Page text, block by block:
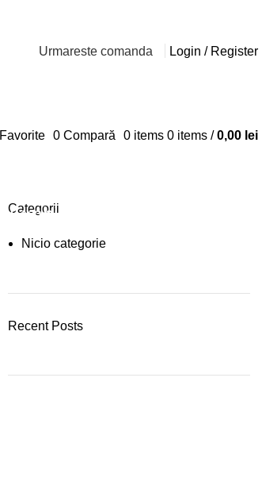
Urmareste comanda Login / Register
Favorite 0 Compară 0 items 0 items / 0,00 lei
Categorii
Nicio categorie
Recent Posts
Plumbing Install Discount
03 Nov – 03 Dec